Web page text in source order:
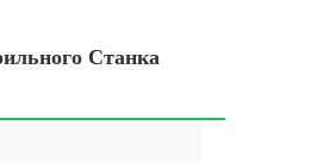
Станка